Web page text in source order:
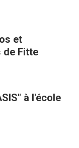
et
de Fitte
à l'école